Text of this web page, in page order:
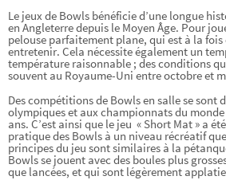
Le jeux de Bowls bénéficie d’une longue
en Angleterre depuis le Moyen Âge. Pour
pelouse parfaitement plane, qui est à la fois
entretenir. Cela nécessite également un
température raisonnable ; des conditions
souvent au Royaume-Uni entre octobre et
Des compétitions de Bowls en salle se sont
olympiques et aux championnats du
ans. C’est ainsi que le jeu « Short Mat » a
pratique des Bowls à un niveau récréatif
principes du jeu sont similaires à la
Bowls se jouent avec des boules plus
que lancées, et qui sont légèrement